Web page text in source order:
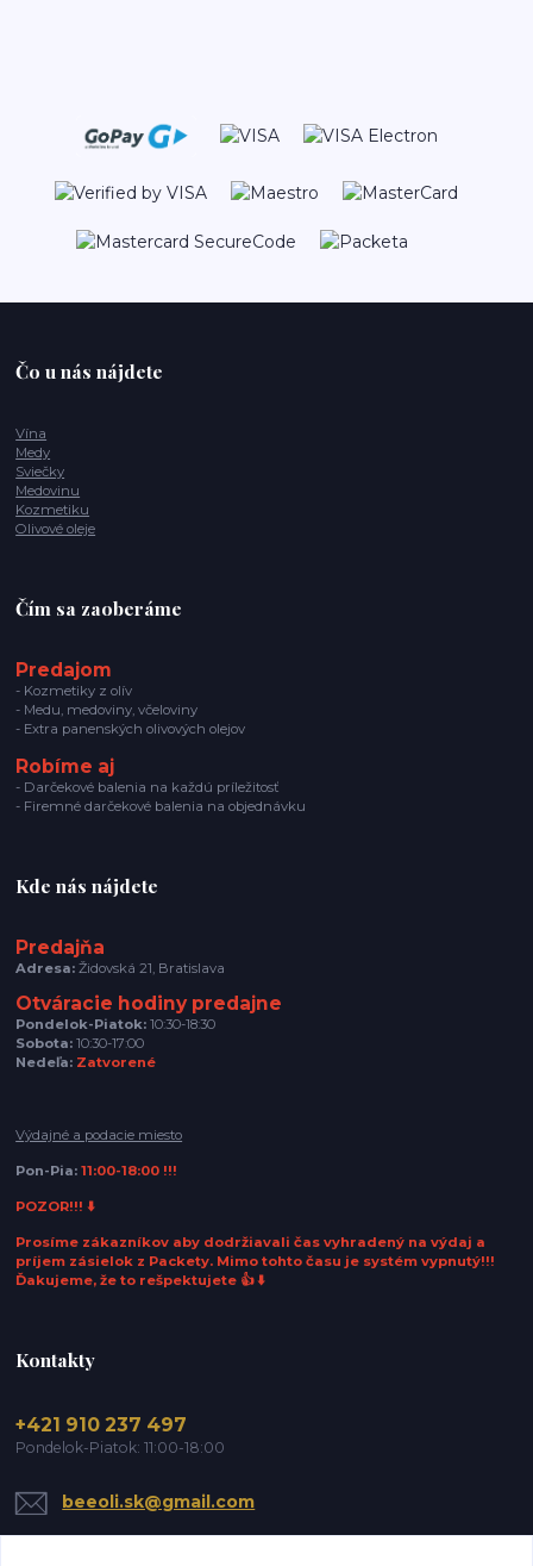
Čo u nás nájdete
Vína
Medy
Sviečky
Medovinu
Kozmetiku
Olivové oleje
Čím sa zaoberáme
Predajom
- Kozmetiky z olív
- Medu, medoviny, včeloviny
- Extra panenských olivových olejov
Robíme aj
- Darčekové balenia na každú príležitosť
- Firemné darčekové balenia na objednávku
Kde nás nájdete
Predajňa
Adresa: Židovská 21, Bratislava
Otváracie hodiny predajne
Pondelok-Piatok: 10:30-18:30
Sobota: 10:30-17:00
Nedeľa: Zatvorené
Výdajné a podacie miesto
Pon-Pia:11:00-18:00 !!!
POZOR!!! ⬇️
Prosíme zákazníkov aby dodržiavali čas vyhradený na výdaj a
príjem zásielok z Packety. Mimo tohto času je systém vypnutý!!!
Ďakujeme, že to rešpektujete 👍 ⬇️
Kontakty
+421 910 237 497
Pondelok-Piatok: 11:00-18:00
beeoli.sk@gmail.com